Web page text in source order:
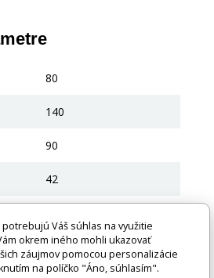
80
140
90
42
Tmavý orech
Váš súhlas na využitie
okrem iného mohli ukazovať
záujmov pomocou personalizácie
na políčko "Áno, súhlasím".